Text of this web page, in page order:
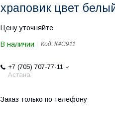
храповик цвет
Цену уточняйте
В наличии Код: КАС911
+7 (705) 707-77-11
Астана
Заказ только по телефону